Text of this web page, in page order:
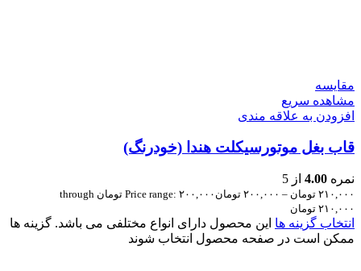
مقایسه
مشاهده سریع
افزودن به علاقه مندی
قاب بغل موتورسیکلت هندا (خودرنگ)
نمره 4.00 از 5
۲۱۰,۰۰۰ تومان – ۲۰۰,۰۰۰ تومان
Price range: ۲۰۰,۰۰۰ تومان through
۲۱۰,۰۰۰ تومان
انتخاب گزینه ها این محصول دارای انواع مختلفی می باشد. گزینه ها
ممکن است در صفحه محصول انتخاب شوند